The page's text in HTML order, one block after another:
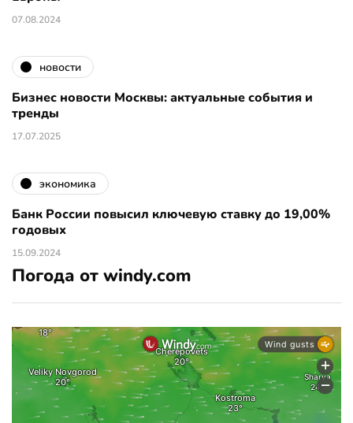
07.08.2024
новости
Бизнес новости Москвы: актуальные события и
тренды
17.07.2025
экономика
Банк России повысил ключевую ставку до 19,00%
годовых
15.09.2024
Погода от windy.com